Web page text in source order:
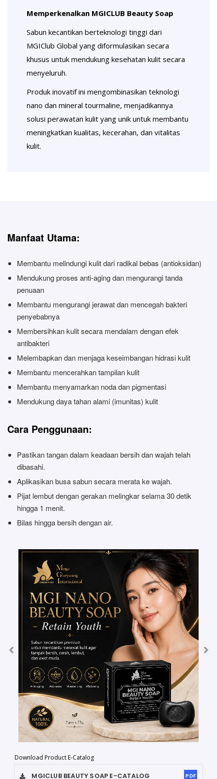
Memperkenalkan MGICLUB Beauty Soap
Sabun kecantikan berteknologi tinggi dari
MGIClub Global yang diformulasikan secara
khusus untuk mendukung kesehatan kulit secara
menyeluruh.
Produk inovatif ini mengombinasikan teknologi
nano dan mineral tourmaline, menjadikannya
solusi perawatan kulit yang unik untuk membantu
meningkatkan kualitas, kecerahan, dan vitalitas
kulit.
Manfaat Utama:
Membantu melindungi kulit dari radikal bebas (antioksidan)
Mendukung proses anti-aging dan mengurangi tanda
penuaan
Membantu mengurangi jerawat dan mencegah bakteri
penyebabnya
Membersihkan kulit secara mendalam dengan efek
antibakteri
Melembapkan dan menjaga keseimbangan hidrasi kulit
Membantu mencerahkan tampilan kulit
Membantu menyamarkan noda dan pigmentasi
Mendukung daya tahan alami (imunitas) kulit
Cara Penggunaan:
Pastikan tangan dalam keadaan bersih dan wajah telah
dibasahi.
Aplikasikan busa sabun secara merata ke wajah.
Pijat lembut dengan gerakan melingkar selama 30 detik
hingga 1 menit.
Bilas hingga bersih dengan air.
Download Product E-Catalog
MGICLUB BEAUTY SOAP E-CATALOG PDF